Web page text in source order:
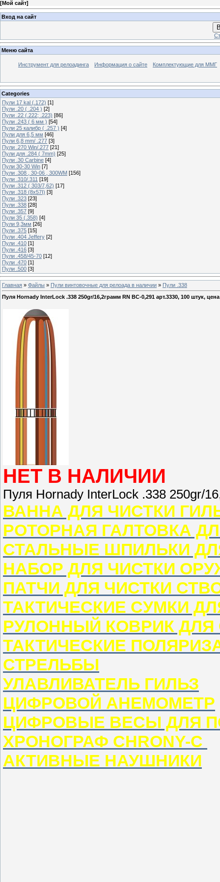
[Мой сайт]
Вход на сайт
Меню сайта
Инструмент для релоадинга Информация о сайте Комплектующие для ММГ
Categories
Пули 17 kal (.172) [1]
Пули .20 ( .204 ) [2]
Пули .22 (.222; .223) [86]
Пули .243 ( 6 мм ) [54]
Пули 25 калибр ( .257 ) [4]
Пули для 6,5 мм [46]
Пули 6,8 mm/ .277 [3]
Пули .270 Win/.277 [21]
Пули для .284 ( 7mm) [25]
Пули .30 Carbine [4]
Пули 30-30 Win [7]
Пули .308 , 30-06 , 300WM [156]
Пули .310/.311 [19]
Пули .312 ( 303/7,62) [17]
Пули .318 (8х57I) [3]
Пули .323 [23]
Пули .338 [28]
Пули .357 [9]
Пули 35 (.358) [4]
Пули 9,3мм [26]
Пули .375 [15]
Пули .404 Jeffery [2]
Пули .410 [1]
Пули .416 [3]
Пули .458/45-70 [12]
Пули .470 [1]
Пули .500 [3]
Главная » Файлы » Пули винтовочные для релоада в наличии » Пули .338
Пуля Hornady InterLock .338 250gr/16,2грамм RN ВС-0,291 арт.3330, 100 штук, цена
НЕТ В НАЛИЧИИ
Пуля Hornady InterLock .338 250gr/
ВАННА ДЛЯ ЧИСТКИ
РОТОРНАЯ ГАЛТОВКА
СТАЛЬНЫЕ ШПИЛЬКИ
НАБОР ДЛЯ ЧИСТКИ
ПАТЧИ ДЛЯ ЧИСТКИ
ТАКТИЧЕСКИЕ СУМКИ
РУЛОННЫЙ КОВРИК
ТАКТИЧЕСКИЕ
СТРЕЛЬБЫ
УЛАВЛИВАТЕЛЬ ГИЛЬЗ
ЦИФРОВОЙ АНЕМОМЕТР
ЦИФРОВЫЕ ВЕСЫ ДЛЯ
ХРОНОГРАФ CHRONY-C
АКТИВНЫЕ НАУШНИКИ